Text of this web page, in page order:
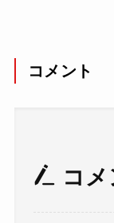
コメント
コ